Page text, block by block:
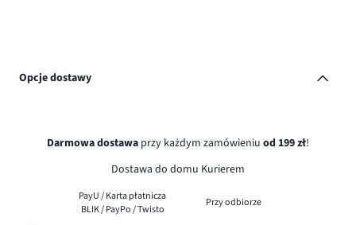
Opcje dostawy
Darmowa dostawa przy każdym zamówieniu od 199 zł!
Dostawa do domu Kurierem
PayU / Karta płatnicza
BLIK / PayPo / Twisto
Przy odbiorze